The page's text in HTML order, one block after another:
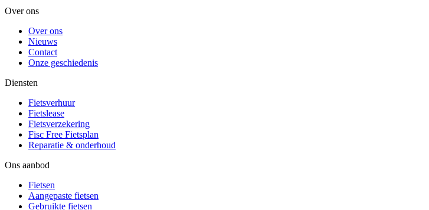
Over ons
Over ons
Nieuws
Contact
Onze geschiedenis
Diensten
Fietsverhuur
Fietslease
Fietsverzekering
Fisc Free Fietsplan
Reparatie & onderhoud
Ons aanbod
Fietsen
Aangepaste fietsen
Gebruikte fietsen